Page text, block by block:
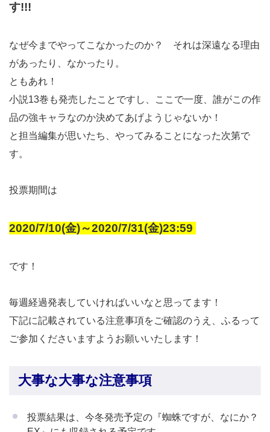
す!!!
なぜ今までやってこなかったのか？ それは深遠なる理由
があったり、なかったり。
ともあれ！
小説13巻も発売したことですし、ここで一度、誰がこの作
品の強キャラなのか決めてあげようじゃないか！
と担当編集が思いたち、やってみることになった次第で
す。
投票期間は
2020/7/10(金)～2020/7/31(金)23:59
です！
毎週経過発表していければいいなと思ってます！
下記に記載されている注意事項をご確認のうえ、ふるって
ご参加くださいますようお願いいたします！
大事な大事な注意事項
投票結果は、今冬発売予定の『蜘蛛ですが、なにか？